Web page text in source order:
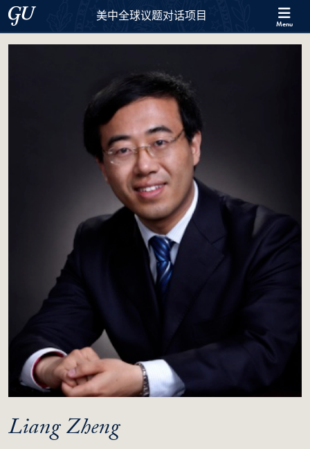
Skip to 美中全球议题对话项目 Full Site Menu
Skip to main content
Georgetown University美中全球议题对话项目 Menu
Liang Zheng